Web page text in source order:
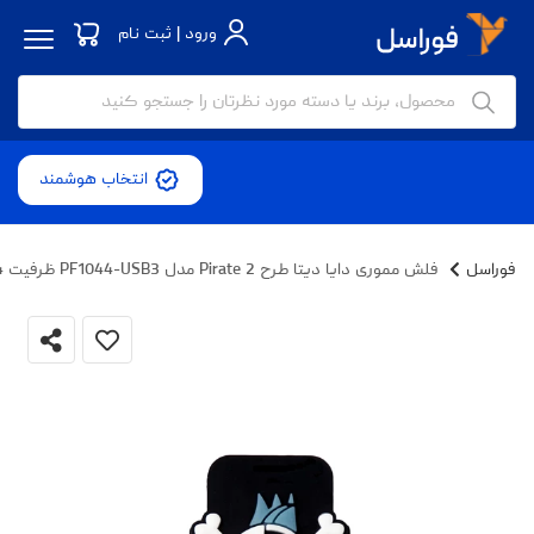
ورود | ثبت نام
انتخاب هوشمند
فوراسل فلش مموری دایا دیتا طرح Pirate 2 مدل PF1044-USB3 ظرفیت 64 گیگابایت